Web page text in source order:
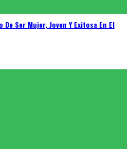
Ser Mujer, Joven Y Exitosa En El